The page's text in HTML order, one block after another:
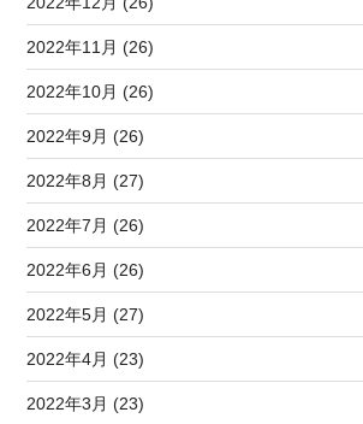
2022年11月 (26)
2022年10月 (26)
2022年9月 (26)
2022年8月 (27)
2022年7月 (26)
2022年6月 (26)
2022年5月 (27)
2022年4月 (23)
2022年3月 (23)